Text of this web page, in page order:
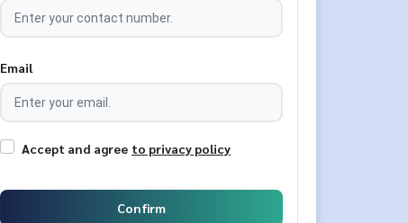
Email
Accept and agree to privacy policy
Confirm